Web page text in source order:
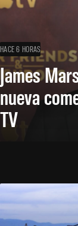
HACE 6 HORAS
James
nueva
TV